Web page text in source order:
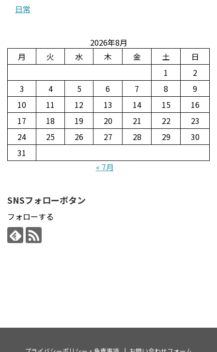
日常
2026年8月
月
火 水 木 金 土
日
1
2
3
4 5 6 7 8
9
10
11 12 13 14 15
16
17
18 19 20 21 22
23
24
25 26 27 28 29
30
31
« 7月
SNSフォローボタン
フォローする